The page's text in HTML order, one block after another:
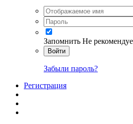
Запомнить Не
Войти
Забыли пароль?
Регистрация